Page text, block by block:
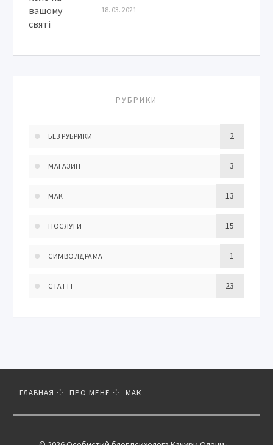
18. 03. 2021
РУБРИКИ
БЕЗ РУБРИКИ 2
МАГАЗИН 3
МАК 13
ПОСЛУГИ 15
СИМВОЛДРАМА 1
СТАТТІ 23
ГЛАВНАЯ ПРО МЕНЕ МАК